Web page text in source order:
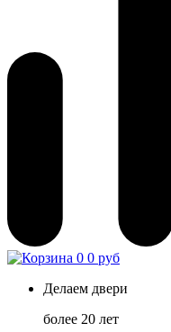
0 0 руб
Делаем двери
более 20 лет